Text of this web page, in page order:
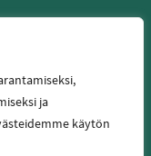
ja
käytön